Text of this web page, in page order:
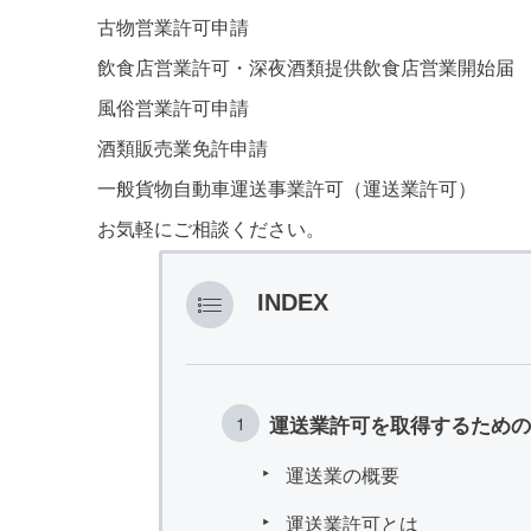
古物営業許可申請
飲食店営業許可・深夜酒類提供飲食店営業開始届
風俗営業許可申請
酒類販売業免許申請
一般貨物自動車運送事業許可（運送業許可）
お気軽にご相談ください。
INDEX
運送業許可を取得するため
運送業の概要
運送業許可とは